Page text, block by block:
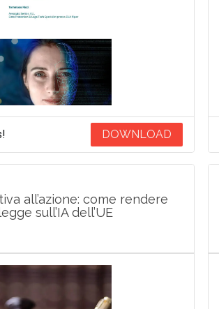
DOWNLOAD
all’azione: come rendere
sull’IA dell’UE